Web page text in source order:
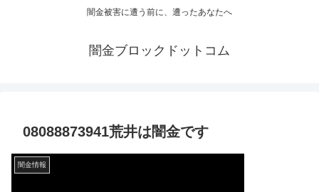
闇金被害に遭う前に、遭ったあなたへ
闇金ブロックドットコム
08088873941荒井は闇金です
闇金情報